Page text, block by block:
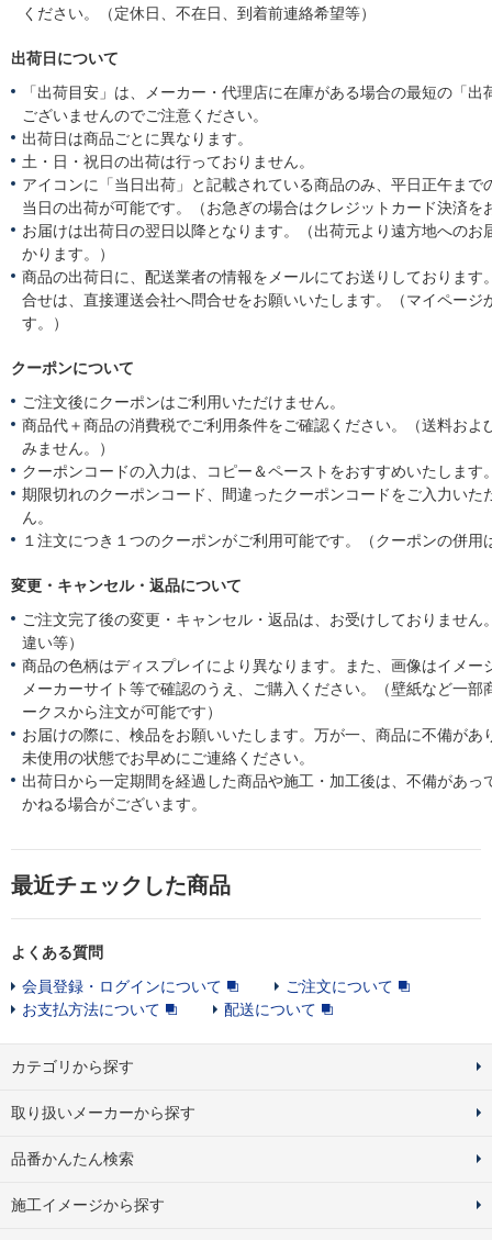
ください。（定休日、不在日、到着前連絡希望等）
出荷日について
「出荷目安」は、メーカー・代理店に在庫がある場合の最短の「
ございませんのでご注意ください。
出荷日は商品ごとに異なります。
土・日・祝日の出荷は行っておりません。
アイコンに「当日出荷」と記載されている商品のみ、平日正午まで
当日の出荷が可能です。（お急ぎの場合はクレジットカード決済を
お届けは出荷日の翌日以降となります。（出荷元より遠方地へのお
かります。）
商品の出荷日に、配送業者の情報をメールにてお送りしております
合せは、直接運送会社へ問合せをお願いいたします。（マイページ
す。）
クーポンについて
ご注文後にクーポンはご利用いただけません。
商品代＋商品の消費税でご利用条件をご確認ください。（送料およ
みません。）
クーポンコードの入力は、コピー＆ペーストをおすすめいたします
期限切れのクーポンコード、間違ったクーポンコードをご入力いた
ん。
１注文につき１つのクーポンがご利用可能です。（クーポンの併用
変更・キャンセル・返品について
ご注文完了後の変更・キャンセル・返品は、お受けしておりません
違い等）
商品の色柄はディスプレイにより異なります。また、画像はイメー
メーカーサイト等で確認のうえ、ご購入ください。（壁紙など一部
ークスから注文が可能です）
お届けの際に、検品をお願いいたします。万が一、商品に不備があ
未使用の状態でお早めにご連絡ください。
出荷日から一定期間を経過した商品や施工・加工後は、不備があっ
かねる場合がございます。
最近チェックした商品
よくある質問
会員登録・ログインについて
ご注文について
お支払方法について
配送について
カテゴリから探す
取り扱いメーカーから探す
品番かんたん検索
施工イメージから探す